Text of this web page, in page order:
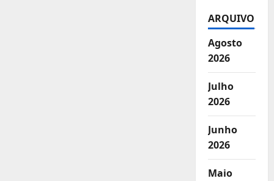
ARQUIVO
Agosto
2026
Julho
2026
Junho
2026
Maio